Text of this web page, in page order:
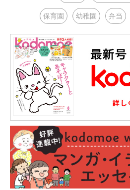
保育園 幼稚園 弁当